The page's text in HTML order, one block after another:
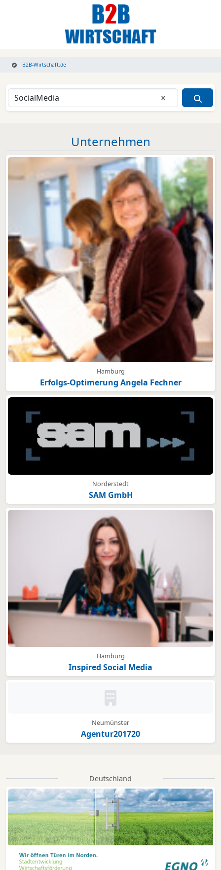
B2B-Wirtschaft.de
Eingabe
Unternehmen
Hamburg
Erfolgs-Optimerung Angela Fechner
Norderstedt
SAM GmbH
Hamburg
Inspired Social Media
Kein Bild oder Logo hinterlegt
Neumünster
Agentur201720
Deutschland